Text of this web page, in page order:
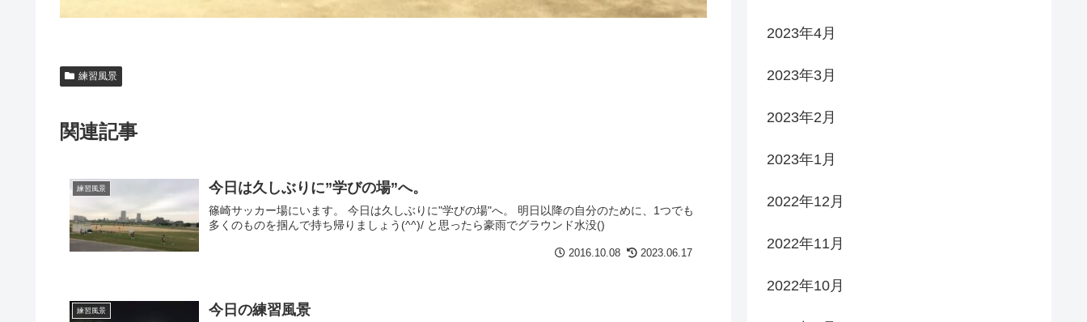
練習風景
関連記事
練習風景 今日は久しぶりに”学びの場”へ。
篠崎サッカー場にいます。 今日は久しぶりに"学びの場"へ。 明日以降の自分のために、1つでも
多くのものを掴んで持ち帰りましょう(^^)/ と思ったら豪雨でグラウンド水没()
2016.10.08 2023.06.17
練習風景 今日の練習風景
2023年4月
2023年3月
2023年2月
2023年1月
2022年12月
2022年11月
2022年10月